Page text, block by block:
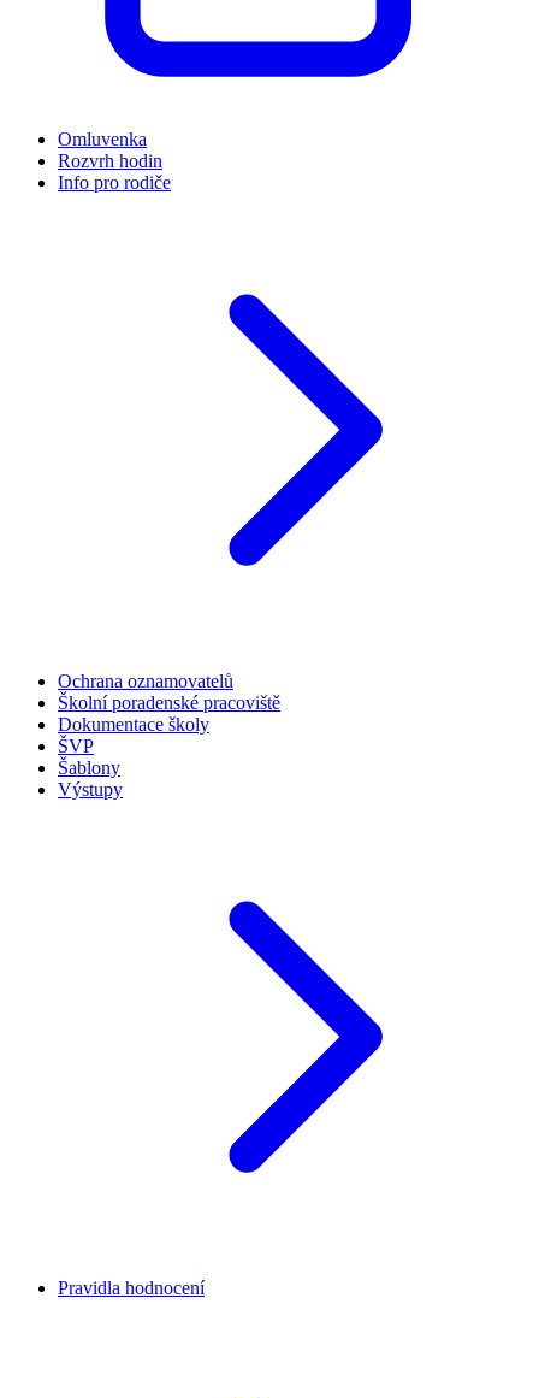
Omluvenka
Rozvrh hodin
Info pro rodiče
Ochrana oznamovatelů
Školní poradenské pracoviště
Dokumentace školy
ŠVP
Šablony
Výstupy
Pravidla hodnocení